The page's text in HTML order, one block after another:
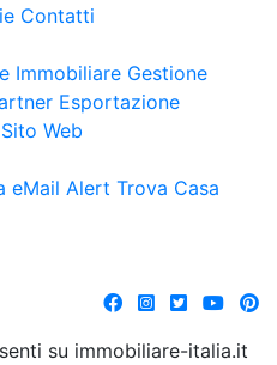
Contatti
Immobiliare Gestione
Esportazione
Web
eMail Alert Trova Casa
su immobiliare-italia.it